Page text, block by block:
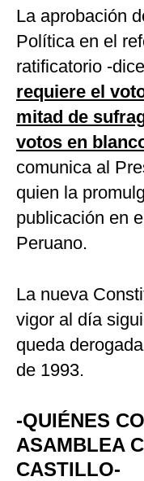
La aprobación
Política en el
ratificatorio -
requiere el
mitad de
votos en
comunica al
quien la
publicación en
Peruano.
La nueva
vigor al día
queda
de 1993.
-QUIÉNES
ASAMBLEA
CASTILLO-